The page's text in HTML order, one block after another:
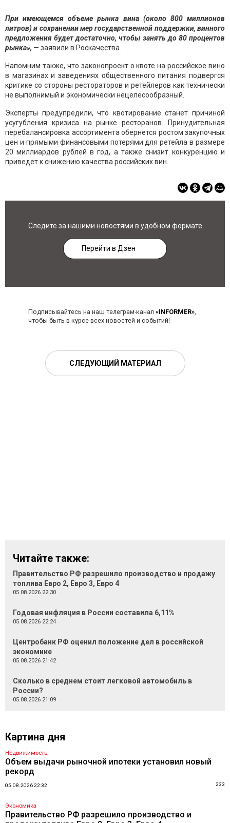
При имеющемся объеме рынка вина (около 800 миллионов
литров) и сохранении мер государственной поддержки, винного
предложения будет достаточно, чтобы занять до 80 процентов
рынка», — заявили в Роскачества.
Напомним также, что законопроект о квоте на российское вино
в магазинах и заведениях общественного питания подвергся
критике со стороны рестораторов и ретейлеров как технически
не выполнимый и экономически нецелесообразный.
Эксперты предупредили, что квотирование станет причиной
усугубления кризиса на рынке ресторанов. Принудительная
перебалансировка ассортимента обернется ростом закупочных
цен и прямыми финансовыми потерями для ретейла в размере
20 миллиардов рублей в год, а также снизит конкуренцию и
приведет к снижению качества российских вин.
Следите за нашими новостями в удобном формате
Перейти в Дзен
Подписывайтесь на наш телеграм-канал «INFORMER»,
чтобы быть в курсе всех новостей и событий!
СЛЕДУЮЩИЙ МАТЕРИАЛ
Читайте также:
Правительство РФ разрешило производство и продажу
топлива Евро 2, Евро 3, Евро 4
05.08.2026 22:30
Годовая инфляция в России составила 6,11%
05.08.2026 22:24
Центробанк РФ оценил положение дел в российской
экономике
05.08.2026 21:42
Сколько в среднем стоит легковой автомобиль в
России?
05.08.2026 21:09
Картина дня
Недвижимость
Объем выдачи рыночной ипотеки установил новый
рекорд
05.08.2026 22:32 233
Экономика
Правительство РФ разрешило производство и